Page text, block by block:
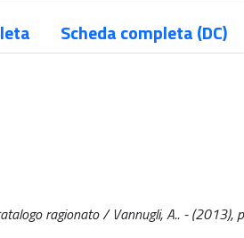
Scheda completa (DC)
ragionato / Vannugli, A.. - (2013),